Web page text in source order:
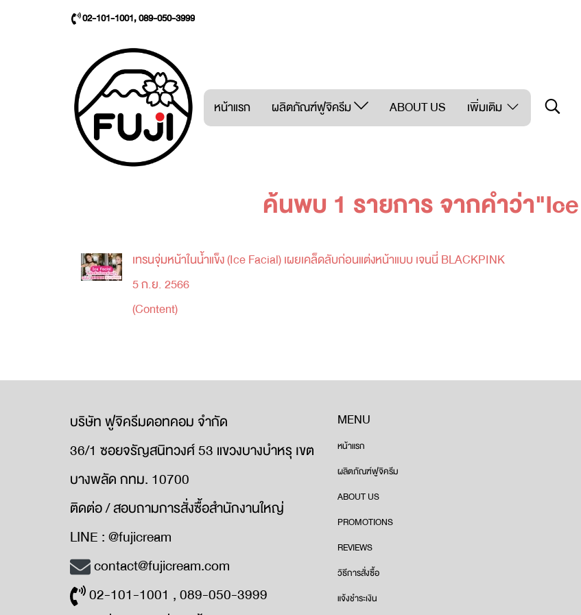
02-101-1001, 089-050-3999
หน้าแรก ผลิตภัณฑ์ฟูจิครีม ABOUT US เพิ่มเติม
ค้นพบ 1 รายการ จากคำว่า
เทรนจุ่มหน้าในน้ำแข็ง (Ice Facial) เผยเคล็ดลับก่อนแต่งหน้าแบบ เจนนี่ BLACKPINK
5 ก.ย. 2566
(Content)
บริษัท ฟูจิครีมดอทคอม จำกัด
36/1 ซอยจรัญสนิทวงศ์ 53 แขวงบางบำหรุ เขต
บางพลัด กทม. 10700
ติดต่อ / สอบถามการสั่งซื้อสำนักงานใหญ่
LINE : @fujicream
contact@fujicream.com
02-101-1001 , 089-050-3999
MENU
หน้าแรก
ผลิตภัณฑ์ฟูจิครีม
ABOUT US
PROMOTIONS
REVIEWS
วิธีการสั่งซื้อ
แจ้งชำระเงิน